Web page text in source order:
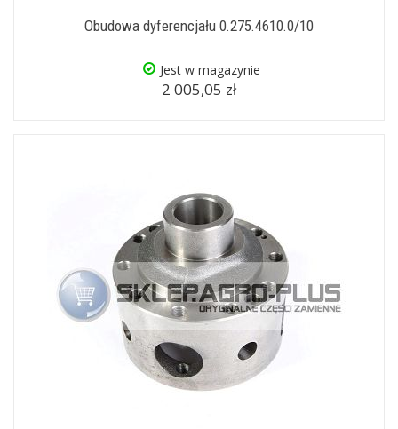
Obudowa dyferencjału 0.275.4610.0/10
Jest w magazynie
2 005,05 zł